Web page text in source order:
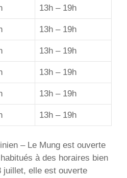
13h – 19h
13h – 19h
13h – 19h
13h – 19h
13h – 19h
13h – 19h
– Le Mung est ouverte
à des horaires bien
juillet, elle est ouverte